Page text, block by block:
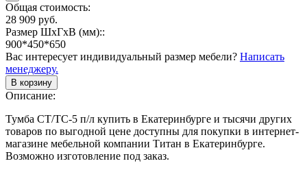
Общая стоимость:
28 909 руб.
Размер ШхГхВ (мм)::
900*450*650
Вас интересует индивидуальный размер мебели? Написать
менеджеру.
В корзину
Описание:
Тумба СТ/ТС-5 п/л купить в Екатеринбурге и тысячи других
товаров по выгодной цене доступны для покупки в интернет-
магазине мебельной компании Титан в Екатеринбурге.
Возможно изготовление под заказ.